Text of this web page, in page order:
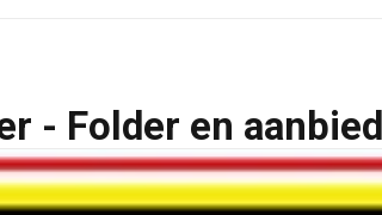
- Folder en